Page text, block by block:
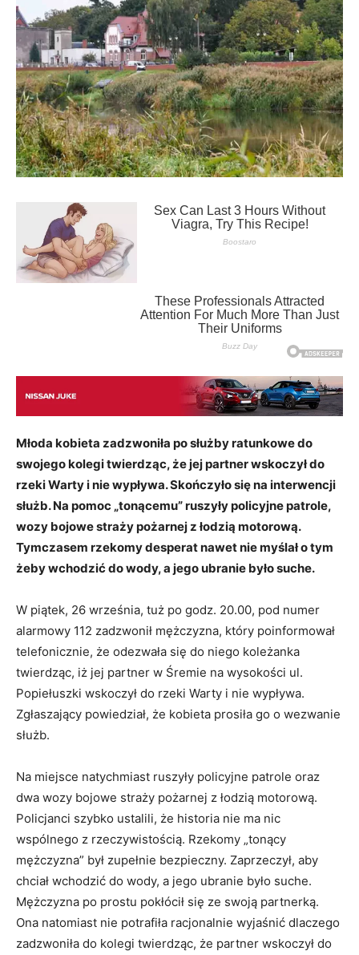
Młoda kobieta zadzwoniła po służby ratunkowe do
swojego kolegi twierdząc, że jej partner wskoczył do
rzeki Warty i nie wypływa. Skończyło się na interwencji
służb. Na pomoc „tonącemu” ruszyły policyjne patrole,
wozy bojowe straży pożarnej z łodzią motorową.
Tymczasem rzekomy desperat nawet nie myślał o tym
żeby wchodzić do wody, a jego ubranie było suche.
W piątek, 26 września, tuż po godz. 20.00, pod numer
alarmowy 112 zadzwonił mężczyzna, który poinformował
telefonicznie, że odezwała się do niego koleżanka
twierdząc, iż jej partner w Śremie na wysokości ul.
Popiełuszki wskoczył do rzeki Warty i nie wypływa.
Zgłaszający powiedział, że kobieta prosiła go o wezwanie
służb.
Na miejsce natychmiast ruszyły policyjne patrole oraz
dwa wozy bojowe straży pożarnej z łodzią motorową.
Policjanci szybko ustalili, że historia nie ma nic
wspólnego z rzeczywistością. Rzekomy „tonący
mężczyzna” był zupełnie bezpieczny. Zaprzeczył, aby
chciał wchodzić do wody, a jego ubranie było suche.
Mężczyzna po prostu pokłócił się ze swoją partnerką.
Ona natomiast nie potrafiła racjonalnie wyjaśnić dlaczego
zadzwoniła do kolegi twierdząc, że partner wskoczył do